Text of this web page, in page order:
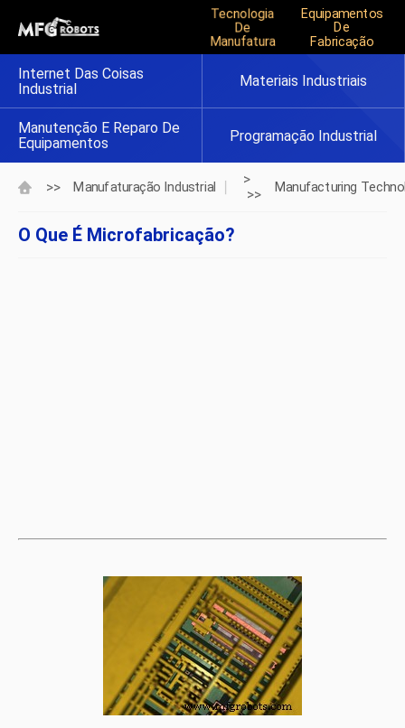
Tecnologia
De
Manufatura
Equipamentos
De
Fabricação
Internet Das Coisas
Industrial
Materiais Industriais
Manutenção E Reparo De
Equipamentos
Programação Industrial
>> Manufaturação Industrial
>
>>
Manufacturing
O Que É Microfabricação?